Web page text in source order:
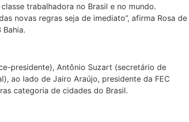
trabalhadora no Brasil e no mundo.
novas regras seja de imediato”, afirma Rosa de
presidente), Antônio Suzart (secretário de
ao lado de Jairo Araújo, presidente da FEC
categoria de cidades do Brasil.